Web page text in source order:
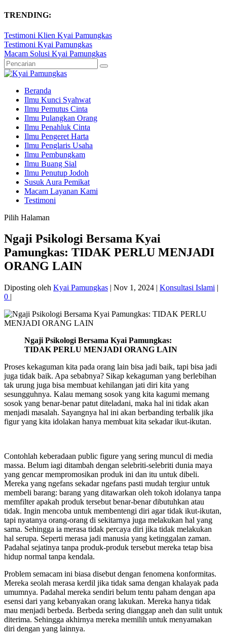
TRENDING:
Testimoni Klien Kyai Pamungkas
Testimoni Kyai Pamungkas
Macam Solusi Kyai Pamungkas
Beranda
Ilmu Kunci Syahwat
Ilmu Pemutus Cinta
Ilmu Pulangkan Orang
Ilmu Penahluk Cinta
Ilmu Pengeret Harta
Ilmu Penglaris Usaha
Ilmu Pembungkam
Ilmu Buang Sial
Ilmu Penutup Jodoh
Susuk Aura Pemikat
Macam Layanan Kami
Testimoni
Pilih Halaman
Ngaji Psikologi Bersama Kyai
Pamungkas: TIDAK PERLU MENJADI
ORANG LAIN
Diposting oleh Kyai Pamungkas | Nov 1, 2024 | Konsultasi Islami |
0 |
Ngaji Psikologi Bersama Kyai Pamungkas:
TIDAK PERLU MENJADI ORANG LAIN
Proses kekaguman kita pada orang lain bisa jadi baik, tapi bisa jadi
juga tidak baik. Apa sebabnya? Sikap kekaguman yang berlebihan
tak urung juga bisa membuat kehilangan jati diri kita yang
sesungguhnya. Kalau memang sosok yang kita kagumi memang
sosok yang benar-benar patut diteladani, maka hal ini tidak akan
menjadi masalah. Sayangnya hal ini akan berbanding terbalik jika
figur yang kita idolakan hanya membuat kita sekadar ikut-ikutan.
Contohlah keberadaan public figure yang sering muncul di media
massa. Belum iagi ditambah dengan selebriti-selebriti dunia maya
yang gencar mempromosikan produk ini dan itu untuk dibeli.
Mereka yang ngefans sekadar ngefans pasti mudah tergiur untuk
membeli barang: barang yang ditawarkan oleh tokoh idolanya tanpa
memfilter apakah produk tersebut benar-benar dibutuhkan atau
tidak. Ingin mencoba untuk membentengi diri agar tidak ikut-ikutan,
tapi nyatanya orang-orang di sekitarnya juga melakukan hal yang
sama. Sehingga ia merasa tidak percaya diri jika tidak melakukan
hal serupa. Seperti merasa jadi manusia yang ketinggalan zaman.
Padahal sejatinya tanpa produk-produk tersebut mereka tetap bisa
hidup normal tanpa kendala.
Problem semacam ini biasa disebut dengan fenomena konformitas.
Mereka seolah merasa kerdil jika tidak sama dengan khalayak pada
umumnya. Padahal mereka sendiri belum tentu paham dengan apa
esensi dari yang kebanyakan orang lakukan. Mereka hanya tidak
mau menjadi berbeda. Berbeda sering dianggap aneh dan sulit untuk
diterima. Sehingga akhirnya mereka memilih untuk menyamakan
diri dengan yang lainnya.